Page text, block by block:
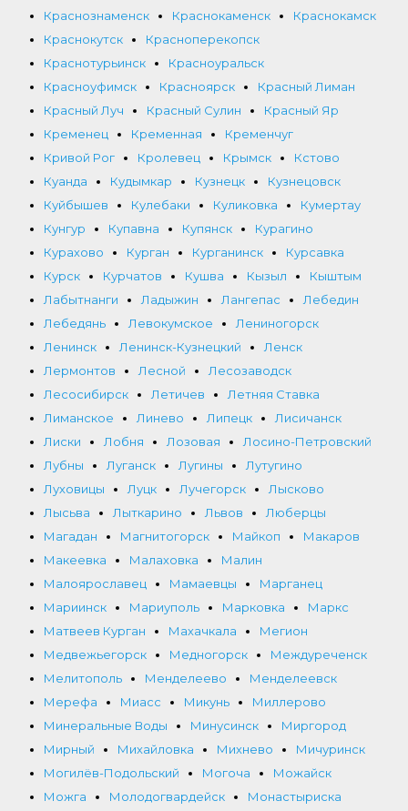
Краснознаменск
Краснокаменск
Краснокамск
Краснокутск
Красноперекопск
Краснотурьинск
Красноуральск
Красноуфимск
Красноярск
Красный Лиман
Красный Луч
Красный Сулин
Красный Яр
Кременец
Кременная
Кременчуг
Кривой Рог
Кролевец Крымск
Кстово
Куанда
Кудымкар Кузнецк
Кузнецовск
Куйбышев
Кулебаки Куликовка
Кумертау
Кунгур
Купавна Купянск
Курагино
Курахово
Курган Курганинск
Курсавка
Курск
Курчатов Кушва Кызыл
Кыштым
Лабытнанги
Ладыжин Лангепас
Лебедин
Лебедянь
Левокумское
Лениногорск
Ленинск
Ленинск-Кузнецкий
Ленск
Лермонтов
Лесной
Лесозаводск
Лесосибирск
Летичев
Летняя Ставка
Лиманское
Линево Липецк
Лисичанск
Лиски
Лобня Лозовая
Лосино-Петровский
Лубны
Луганск Лугины
Лутугино
Луховицы
Луцк Лучегорск
Лысково
Лысьва
Лыткарино Львов
Люберцы
Магадан
Магнитогорск Майкоп
Макаров
Макеевка
Малаховка
Малин
Малоярославец
Мамаевцы
Марганец
Мариинск
Мариуполь Марковка
Маркс
Матвеев Курган
Махачкала
Мегион
Медвежьегорск
Медногорск
Междуреченск
Мелитополь
Менделеево
Менделеевск
Мерефа
Миасс Микунь
Миллерово
Минеральные Воды
Минусинск
Миргород
Мирный
Михайловка Михнево
Мичуринск
Могилёв-Подольский
Могоча
Можайск
Можга
Молодогвардейск
Монастыриска